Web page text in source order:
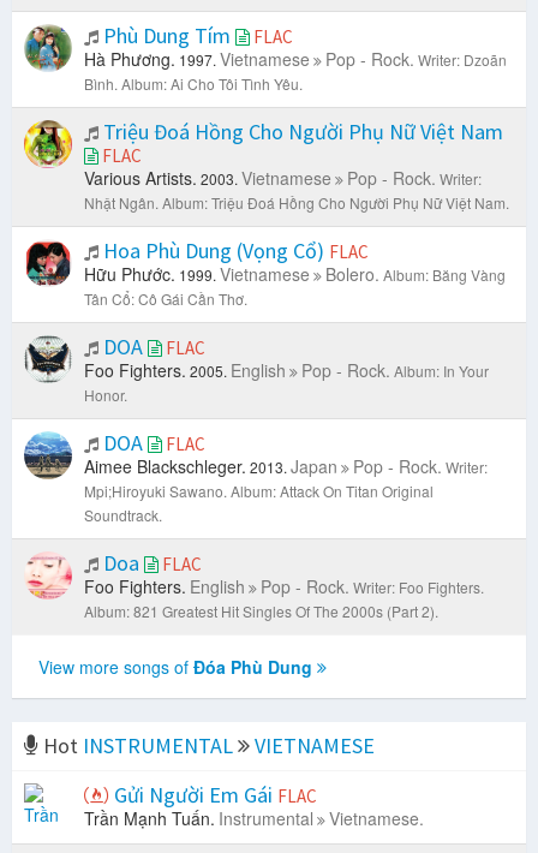
Phù Dung Tím FLAC
Hà Phương. 1997. Vietnamese Pop - Rock. Writer: Dzoãn
Bình. Album: Ai Cho Tôi Tình Yêu.
Triệu Đoá Hồng Cho Người Phụ Nữ Việt Nam
FLAC
Various Artists. 2003. Vietnamese Pop - Rock. Writer:
Nhật Ngân. Album: Triệu Đoá Hồng Cho Người Phụ Nữ Việt Nam.
Hoa Phù Dung (Vọng Cổ) FLAC
Hữu Phước. 1999. Vietnamese Bolero. Album: Băng Vàng
Tân Cổ: Cô Gái Cần Thơ.
DOA FLAC
Foo Fighters. 2005. English Pop - Rock. Album: In Your
Honor.
DOA FLAC
Aimee Blackschleger. 2013. Japan Pop - Rock. Writer:
Mpi;Hiroyuki Sawano. Album: Attack On Titan Original
Soundtrack.
Doa FLAC
Foo Fighters. English Pop - Rock. Writer: Foo Fighters.
Album: 821 Greatest Hit Singles Of The 2000s (Part 2).
View more songs of Đóa Phù Dung
Hot INSTRUMENTAL
VIETNAMESE
Gửi Người Em Gái FLAC
Trần Mạnh Tuấn. Instrumental Vietnamese.